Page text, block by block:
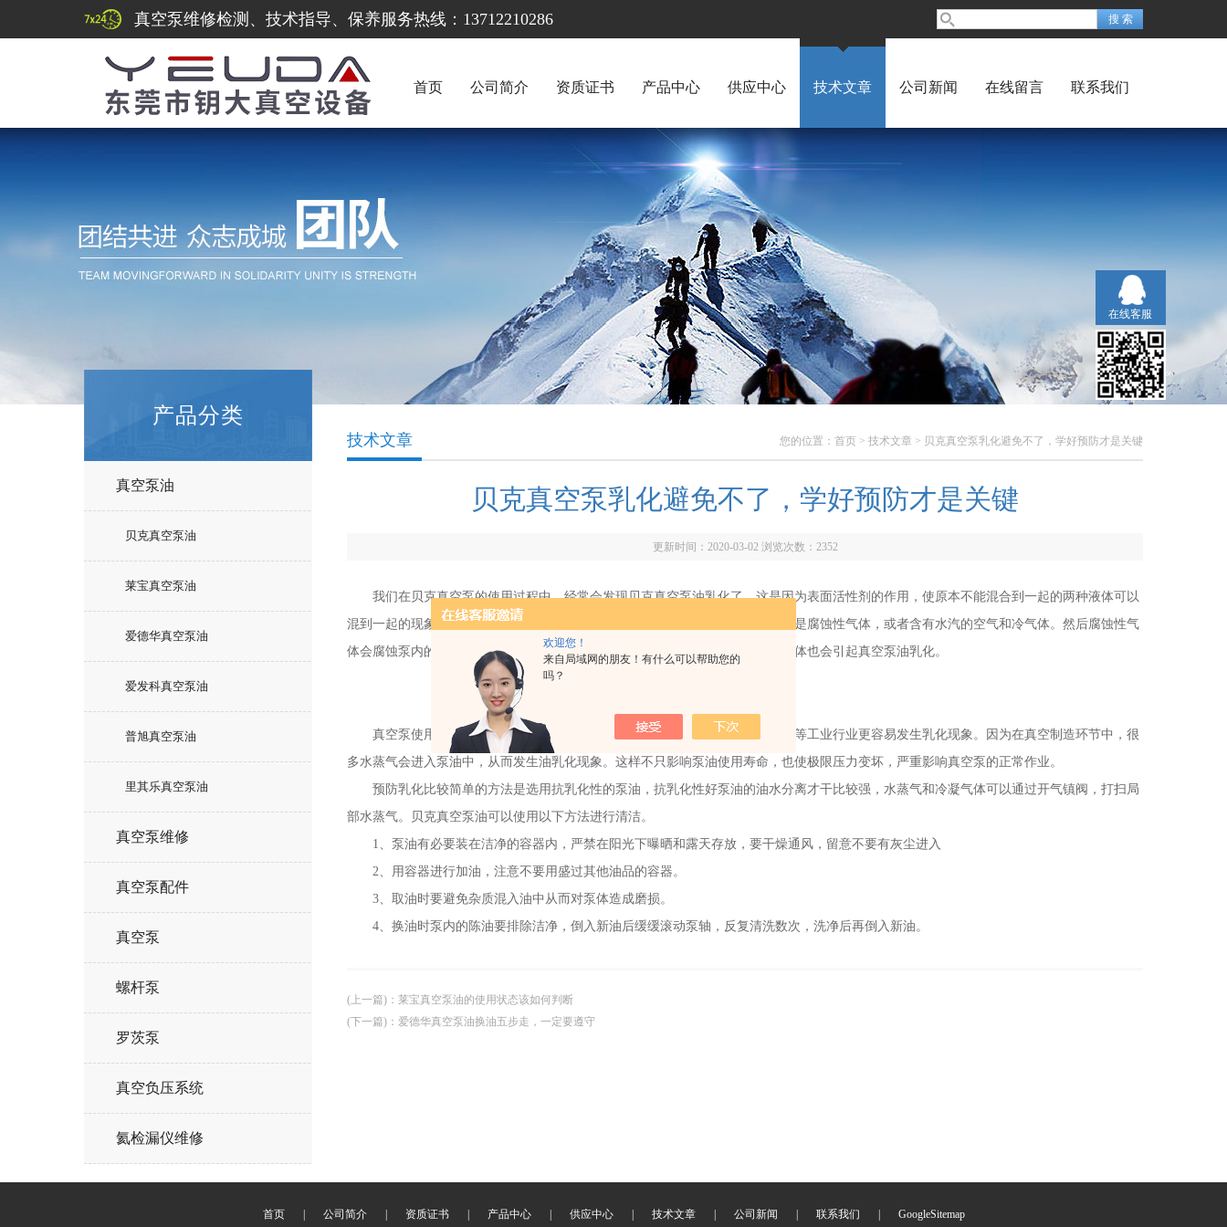
欢迎您！
来自局域网的朋友！有什么可以帮助您的
吗？
真空泵维修检测、技术指导、保养服务热线：13712210286
首页 公司简介 资质证书 产品中心 供应中心 技术文章 公司新闻 在线留言 联系我们
产品分类
真空泵油
贝克真空泵油
莱宝真空泵油
爱德华真空泵油
爱发科真空泵油
普旭真空泵油
里其乐真空泵油
真空泵维修
真空泵配件
真空泵
螺杆泵
罗茨泵
真空负压系统
氦检漏仪维修
您的位置： 首页 > 技术文章 > 贝克真空泵乳化避免不了，学好预防才是关键
技术文章
贝克真空泵乳化避免不了，学好预防才是关键
更新时间：2020-03-02 浏览次数： 2352
我们在贝克真空泵的使用过程中，经常会发现贝克真空泵油乳化了，这是因为表面活性剂的作用，使原本不能混合到一起的两种液体可以
混到一起的现象称为乳化现象。这或许是因为真空泵在运转过程中，或许吸入的是腐蚀性气体，或者含有水汽的空气和冷气体。然后腐蚀性气
体会腐蚀泵内的金属零件再与真空泵油发作化学变化，而含有水汽的空气和冷气体也会引起真空泵油乳化。
真空泵使用范围十分广泛，从贝克真空泵油乳化的原因来看，在食物，陶瓷等工业行业更容易发生乳化现象。因为在真空制造环节中，很
多水蒸气会进入泵油中，从而发生油乳化现象。这样不只影响泵油使用寿命，也使极限压力变坏，严重影响真空泵的正常作业。
预防乳化比较简单的方法是选用抗乳化性的泵油，抗乳化性好泵油的油水分离才干比较强，水蒸气和冷凝气体可以通过开气镇阀，打扫局
部水蒸气。贝克真空泵油可以使用以下方法进行清洁。
1、泵油有必要装在洁净的容器内，严禁在阳光下曝晒和露天存放，要干燥通风，留意不要有灰尘进入
2、用容器进行加油，注意不要用盛过其他油品的容器。
3、取油时要避免杂质混入油中从而对泵体造成磨损。
4、换油时泵内的陈油要排除洁净，倒入新油后缓缓滚动泵轴，反复清洗数次，洗净后再倒入新油。
(上一篇) ： 莱宝真空泵油的使用状态该如何判断
(下一篇) ： 爱德华真空泵油换油五步走，一定要遵守
首页 公司简介 资质证书 产品中心 供应中心 技术文章 公司新闻 联系我们 GoogleSitemap
在线客服